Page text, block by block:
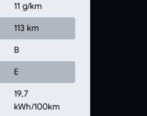
11 g/km
113 km
B
E
19,7
kWh/100km